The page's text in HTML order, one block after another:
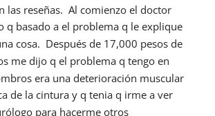
las reseñas.  Al comienzo el doctor
q basado a el problema q le explique
cosa.  Después de 17,000 pesos de
me dijo q el problema q tengo en
era una deterioración muscular
de la cintura y q tenia q irme a ver
para hacerme otros